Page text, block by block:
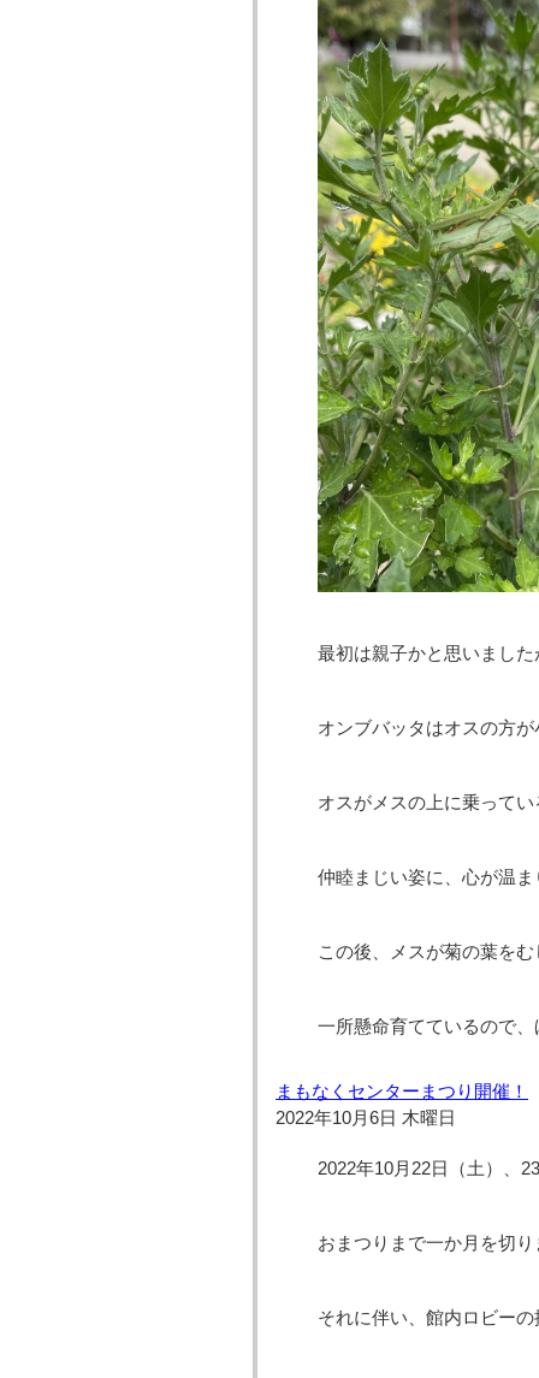
最初は親子かと思いまし
オンブバッタはオスの方
オスがメスの上に乗って
仲睦まじい姿に、心が温ま
この後、メスが菊の葉を
一所懸命育てているので
まもなくセンターまつり開催！
2022年10月6日 木曜日
2022年10月22日（土）、
おまつりまで一か月を切り
それに伴い、館内ロビー